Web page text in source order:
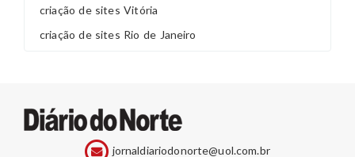
criação de sites Vitória
criação de sites Rio de Janeiro
jornaldiariodonorte@uol.com.br